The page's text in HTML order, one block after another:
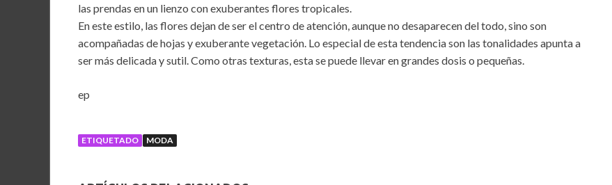
las prendas en un lienzo con exuberantes flores tropicales.
En este estilo, las flores dejan de ser el centro de atención, aunque no desaparecen del todo, sino son
acompañadas de hojas y exuberante vegetación. Lo especial de esta tendencia son las tonalidades apunta a
ser más delicada y sutil. Como otras texturas, esta se puede llevar en grandes dosis o pequeñas.
ep
ETIQUETADO MODA